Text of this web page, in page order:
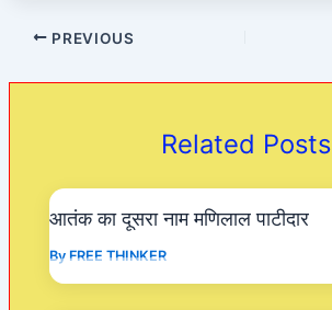
c
e
b
k
at
s
A
a
m
PREVIOUS
Related Posts
आतंक का दूसरा नाम मणिलाल पाटीदार
By FREE THINKER